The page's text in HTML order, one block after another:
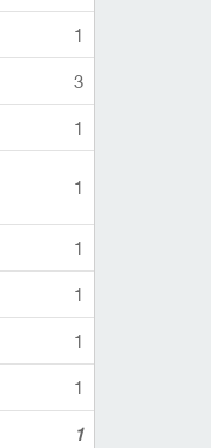
1
3
1
1
1
1
1
1
1